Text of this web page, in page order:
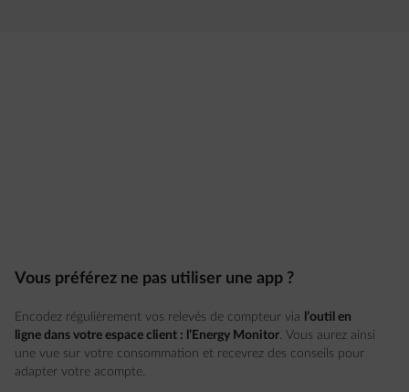
Vous préférez ne pas utiliser une app ?
Encodez régulièrement vos relevés de compteur via
l’outil en
ligne dans votre espace client : l’Energy Monitor. Vous aurez ainsi
une vue sur votre consommation et recevrez des conseils pour
adapter votre acompte.